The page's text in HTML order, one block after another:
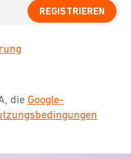
REGISTRIEREN
die Google-